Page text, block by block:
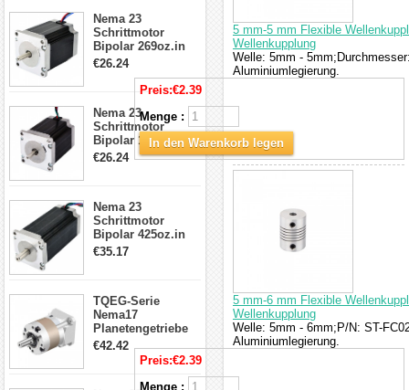
Nema 23
Schrittmotor
Bipolar 269oz.in
2,8A 57x57x76mm
Schrittmotor
€26.24
Nema 23
Schrittmotor
Bipolar 1.8 Grad
1.9Nm 3A 3.36V 4
€26.24
Nema 23
Schrittmotor
Bipolar 425oz.in
4.2A 57x57x114mm
€35.17
TQEG-Serie
Nema17
Planetengetriebe
5:1 Spiel 15Arc-
min für Nema 17
Schrittmotor
€42.42
5 mm-5 mm Flexible
Wellenkupplung
Welle: 5mm -
Aluminiumlegierung.
Preis:€2.39
Menge :
In den Warenkorb legen
5 mm-6 mm Flexible
Wellenkupplung
Welle: 5mm - 6mm;P/N: ST-
Aluminiumlegierung.
Preis:€2.39
Menge :